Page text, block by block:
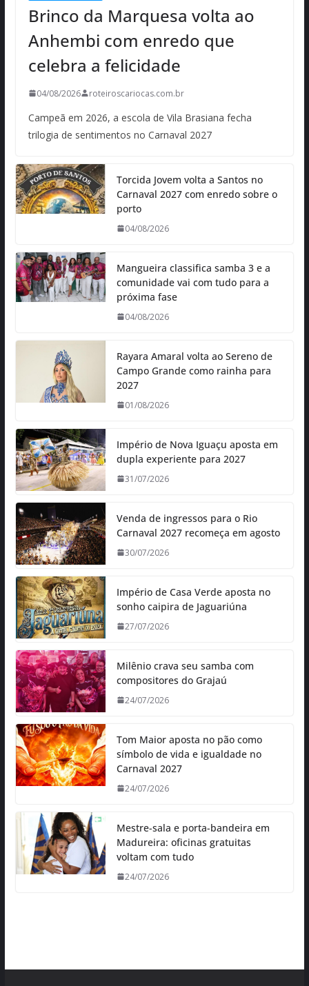
Brinco da Marquesa volta ao
Anhembi com enredo que
celebra a felicidade
04/08/2026 roteiroscariocas.com.br
Campeã em 2026, a escola de Vila Brasiana fecha
trilogia de sentimentos no Carnaval 2027
Torcida Jovem volta a Santos no
Carnaval 2027 com enredo sobre o
porto
04/08/2026
Mangueira classifica samba 3 e a
comunidade vai com tudo para a
próxima fase
04/08/2026
Rayara Amaral volta ao Sereno de
Campo Grande como rainha para
2027
01/08/2026
Império de Nova Iguaçu aposta em
dupla experiente para 2027
31/07/2026
Venda de ingressos para o Rio
Carnaval 2027 recomeça em agosto
30/07/2026
Império de Casa Verde aposta no
sonho caipira de Jaguariúna
27/07/2026
Milênio crava seu samba com
compositores do Grajaú
24/07/2026
Tom Maior aposta no pão como
símbolo de vida e igualdade no
Carnaval 2027
24/07/2026
Mestre-sala e porta-bandeira em
Madureira: oficinas gratuitas
voltam com tudo
24/07/2026